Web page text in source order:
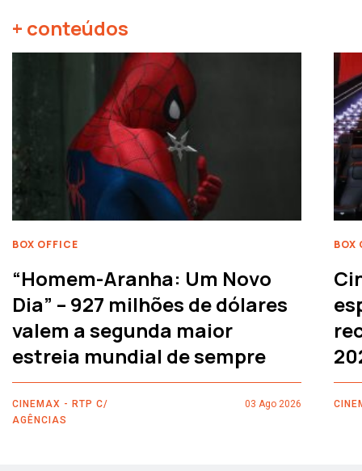
+ conteúdos
BOX OFFICE
“Homem-Aranha: Um Novo
Dia” – 927 milhões de dólares
valem a segunda maior
estreia mundial de sempre
CINEMAX - RTP C/
AGÊNCIAS
03 Ago 2026
BOX